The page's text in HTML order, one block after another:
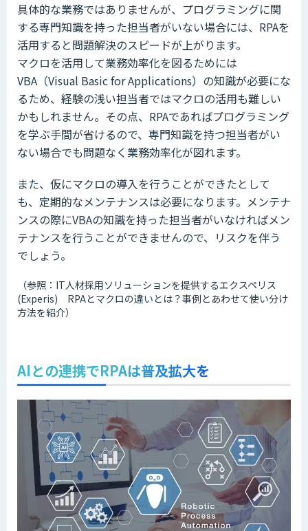
具体的な業務ではありませんが、プログラミングに関
する専門知識を持った担当者がいない場合には、RPAを
活用すると問題解決のスピードが上がります。
マクロを活用して業務効率化を図るためには
VBA（Visual Basic for Applications）の知識が必要にな
るため、経験の浅い担当者ではマクロの活用も難しい
かもしれません。その点、RPAであればプログラミング
を学ぶ手間が省けるので、専門知識を持つ担当者がい
ない場合でも問題なく業務効率化が図れます。
また、仮にマクロの導入を行うことができたとして
も、定期的なメンテナンスは必要になります。メンテナ
ンスの際にVBAの知識を持った担当者がいなければメン
テナンスを行うことができませんので、リスクを伴う
でしょう。
（参照：IT人材採用ソリューションを提供するエクスペリス
(Experis) RPAとマクロの違いとは？事例とあわせて使い分け
方法を紹介）
AIとの連携でRPAは普及拡大を